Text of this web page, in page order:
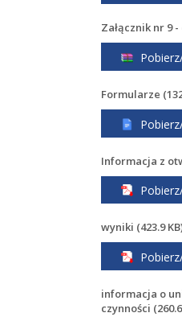
Załącznik nr 9
Formularze
Informacja z
wyniki (423.9
informacja o unieważnieniu i powtórzeniu
czynności